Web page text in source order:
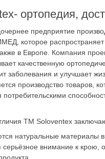
ортопедия,
предприятие
которое
в Европе. Компания
качественную
заболевания и улучшает
производство товаров,
потребительскими
ТМ Soloventex
натуральные материалы
серьёзное внимание к крою,